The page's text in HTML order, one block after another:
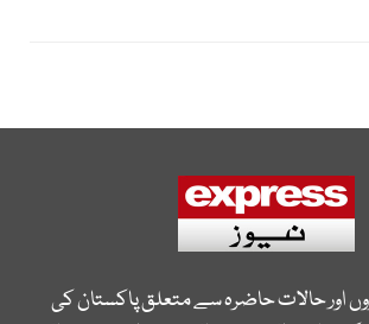
اور حالات حاضرہ سے متعلق پاکستان کی